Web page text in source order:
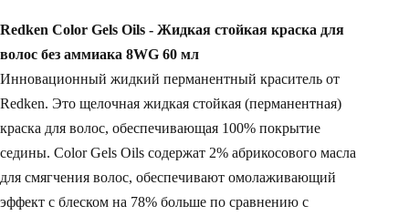
Redken Color Gels Oils - Жидкая стойкая краска для
волос без аммиака 8WG 60 мл
Инновационный жидкий перманентный краситель от
Redken. Это щелочная жидкая стойкая (перманентная)
краска для волос, обеспечивающая 100% покрытие
седины. Color Gels Oils содержат 2% абрикосового масла
для смягчения волос, обеспечивают омолаживающий
эффект с блеском на 78% больше по сравнению с